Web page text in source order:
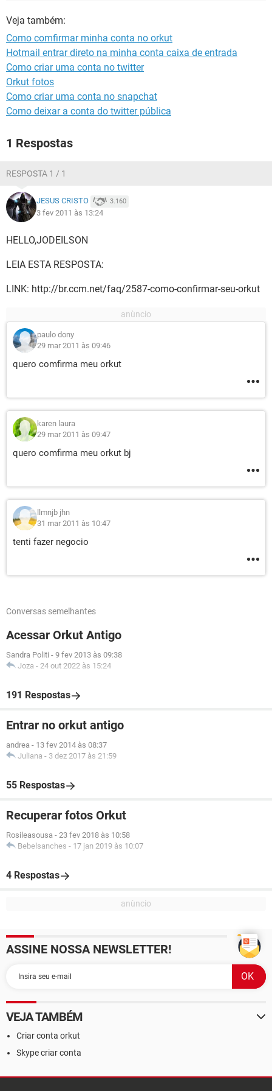
Veja também:
Como comfirmar minha conta no orkut
Hotmail entrar direto na minha conta caixa de entrada
Como criar uma conta no twitter
Orkut fotos
Como criar uma conta no snapchat
Como deixar a conta do twitter pública
1 Respostas
RESPOSTA 1 / 1
JESUS CRISTO 3.160
3 fev 2011 às 13:24
HELLO,JODEILSON
LEIA ESTA RESPOSTA:
LINK: http://br.ccm.net/faq/2587-como-confirmar-seu-orkut
paulo dony
29 mar 2011 às 09:46
quero comfirma meu orkut
karen laura
29 mar 2011 às 09:47
quero comfirma meu orkut bj
llmnjb jhn
31 mar 2011 às 10:47
tenti fazer negocio
Conversas semelhantes
Acessar Orkut Antigo
Sandra Politi - 9 fev 2013 às 09:38
Joza - 24 out 2022 às 15:24
191 Respostas
Entrar no orkut antigo
andrea - 13 fev 2014 às 08:37
Juliana - 3 dez 2017 às 21:59
55 Respostas
Recuperar fotos Orkut
Rosileasousa - 23 fev 2018 às 10:58
Bebelsanches - 17 jan 2019 às 10:07
4 Respostas
ASSINE NOSSA NEWSLETTER!
VEJA TAMBÉM
Criar conta orkut
Skype criar conta